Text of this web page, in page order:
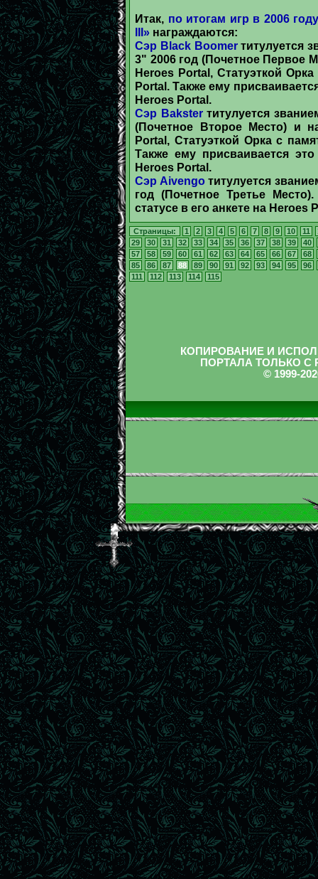
Итак, по итогам игр в 2006
III» награждаются:
Сэр Black Boomerтитулуется
3" 2006 год (Почетное Первое
Heroes Portal, Статуэткой
Portal. Также ему
Heroes Portal.
Сэр Baksterтитулуется
(Почетное Второе Место) и
Portal, Статуэткой Орка с
Также ему присваивается
Heroes Portal.
Сэр Aivengo титулуется
год (Почетное Третье
статусе в его анкете на Heroes
Страницы: 1 2 3 4 5 6 7 8 9 10 11
29
30 31 32 33 34 35 36 37 38 39
40
57
58 59 60 61 62 63 64 65 66 67
68
85
86 87 88 89 90 91 92 93 94 95
96
111
112 113 114 115
КОПИРОВАНИЕ И
ПОРТАЛА ТОЛЬКО
© 1999-